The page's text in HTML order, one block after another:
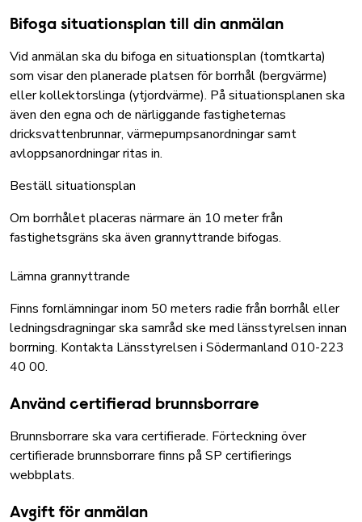
Bifoga situationsplan till din anmälan
Vid anmälan ska du bifoga en situationsplan (tomtkarta)
som visar den planerade platsen för borrhål (bergvärme)
eller kollektorslinga (ytjordvärme). På situationsplanen ska
även den egna och de närliggande fastigheternas
dricksvattenbrunnar, värmepumpsanordningar samt
avloppsanordningar ritas in.
Beställ situationsplan
Om borrhålet placeras närmare än 10 meter från
fastighetsgräns ska även grannyttrande bifogas.
Lämna grannyttrande
Finns fornlämningar inom 50 meters radie från borrhål eller
ledningsdragningar ska samråd ske med länsstyrelsen innan
borrning. Kontakta Länsstyrelsen i Södermanland 010-223
40 00.
Använd certifierad brunnsborrare
Brunnsborrare ska vara certifierade. Förteckning över
certifierade brunnsborrare finns på SP certifierings
webbplats.
Avgift för anmälan